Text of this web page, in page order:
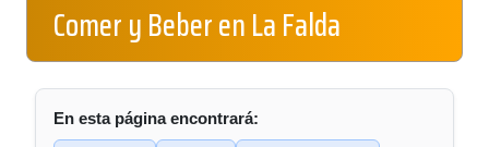
Comer y Beber en La Falda
En esta página encontrará: